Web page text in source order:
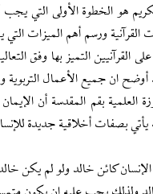
هو الخطوة الأولى التي
ورسم أهم الميزات
ان جميع الأعمال التربوية
العلمية بقم المقدسة أن
يأتي بصفات أخلاقية جديدة
الإنسان كائن خالد ولو لم يكن